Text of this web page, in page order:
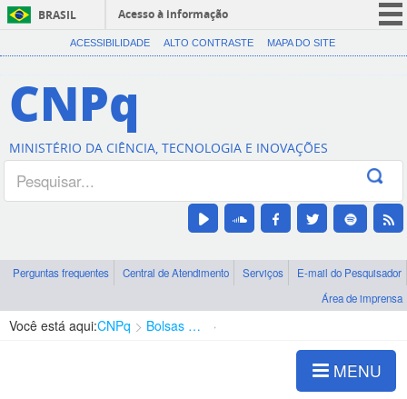
BRASIL
Acesso à informação
CORONAVÍRUS (COVID-19)
Canais
ACESSIBILIDADE ALTO CONTRASTE MAPA DO SITE
CNPq
MINISTÉRIO DA CIÊNCIA, TECNOLOGIA E INOVAÇÕES
Perguntas frequentes Central de Atendimento Serviços
E-mail do Pesquisador
Área de imprensa
Você está aqui:CNPq Bolsas e Auxílios Vigentes
MENU